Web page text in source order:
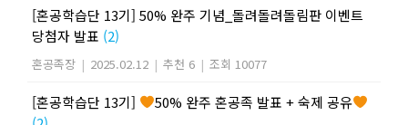
[혼공학습단 13기] 50% 완주 기념_돌려돌려돌림판 이벤트
당첨자 발표 (2)
혼공족장 | 2025.02.12 | 추천 6 | 조회 10077
[혼공학습단 13기]
50% 완주 혼공족 발표 + 숙제 공유